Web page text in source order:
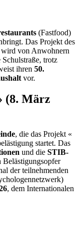
(Fastfood)
Das Projekt des
wird von Anwohnern
trotz
ihren 50.
vor.
(8. März
, die das Projekt «
startet. Das
und die STIB-
Belästigungsopfer
der teilnehmenden
, dem Internationalen